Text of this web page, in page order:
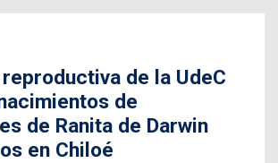
de la UdeC
de
de Ranita de Darwin
en Chiloé